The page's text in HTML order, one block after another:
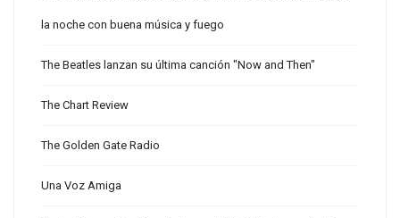
la noche con buena música y fuego
The Beatles lanzan su última canción "Now and Then"
The Chart Review
The Golden Gate Radio
Una Voz Amiga